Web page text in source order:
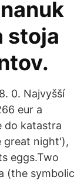
stoja
0. Najvyšší
eur a
do katastra
great night'),
eggs.Two
(the symbolic